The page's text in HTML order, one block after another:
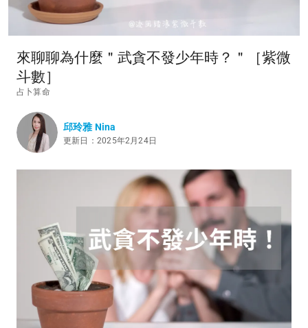
來聊聊為什麼＂武貪不發少年時？＂［紫微
斗數］
占卜算命
邱玲雅 Nina
更新日：2025年2月24日